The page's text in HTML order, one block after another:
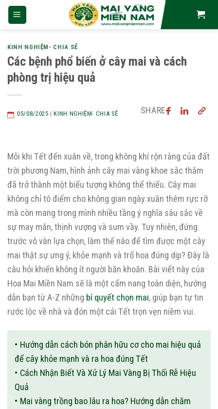
Skip
KINH NGHIỆM- CHIA SẺ
Các bệnh phổ biến ở cây mai và cách
phòng trị hiệu quả
05/08/2025 |KINH NGHIỆM- CHIA SẺ SHARE
Mỗi khi Tết đến xuân về, trong không khí rộn ràng của đất
trời phương Nam, hình ảnh cây mai vàng khoe sắc thắm
đã trở thành một biểu tượng không thể thiếu. Cây mai
không chỉ tô điểm cho không gian ngày xuân thêm rực rỡ
mà còn mang trong mình nhiều tầng ý nghĩa sâu sắc về
sự may mắn, thịnh vượng và sum vầy. Tuy nhiên, đứng
trước vô vàn lựa chọn, làm thế nào để tìm được một cây
mai thật sự ưng ý, khỏe mạnh và trổ hoa đúng dịp? Đây là
câu hỏi khiến không ít người băn khoăn. Bài viết này của
Hoa Mai Miền Nam sẽ là một cẩm nang toàn diện, hướng
dẫn bạn từ A-Z những bí quyết chọn mai, giúp bạn tự tin
rước lộc về nhà và đón một cái Tết trọn vẹn niềm vui.
Hướng dẫn cách bón phân hữu cơ cho mai hiệu quả
để cây khỏe mạnh và ra hoa đúng Tết
Cách Nhận Biết Và Xử Lý Mai Vàng Bị Thối Rễ Hiệu
Quả
Mai vàng trồng bao lâu ra hoa? Hướng dẫn chăm